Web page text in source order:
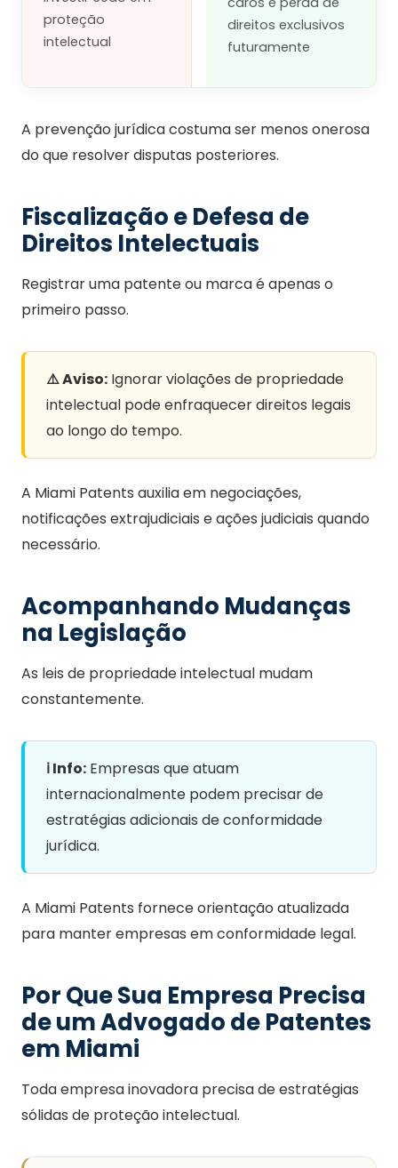
proteção
intelectual
direitos exclusivos
futuramente
A prevenção jurídica costuma ser menos onerosa
do que resolver disputas posteriores.
Fiscalização e Defesa de
Direitos Intelectuais
Registrar uma patente ou marca é apenas o
primeiro passo.
⚠️ Aviso: Ignorar violações de propriedade
intelectual pode enfraquecer direitos legais
ao longo do tempo.
A Miami Patents auxilia em negociações,
notificações extrajudiciais e ações judiciais quando
necessário.
Acompanhando Mudanças
na Legislação
As leis de propriedade intelectual mudam
constantemente.
ℹ️ Info: Empresas que atuam
internacionalmente podem precisar de
estratégias adicionais de conformidade
jurídica.
A Miami Patents fornece orientação atualizada
para manter empresas em conformidade legal.
Por Que Sua Empresa Precisa
de um Advogado de Patentes
em Miami
Toda empresa inovadora precisa de estratégias
sólidas de proteção intelectual.